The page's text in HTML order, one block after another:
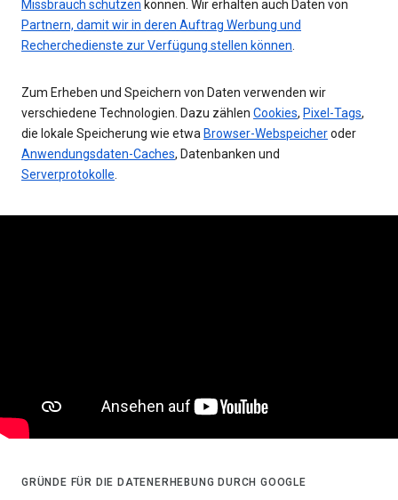
Missbrauch schützen können. Wir erhalten auch Daten von
Partnern, damit wir in deren Auftrag Werbung und
Recherchedienste zur Verfügung stellen können
Zum Erheben und Speichern von Daten verwenden wir
verschiedene Technologien. Dazu zählen Cookies, Pixel-Tags,
die lokale Speicherung wie etwa Browser-Webspeicheroder
Anwendungsdaten-Caches, Datenbanken und
Serverprotokolle
GRÜNDE FÜR DIE DATENERHEBUNG DURCH GOOGLE